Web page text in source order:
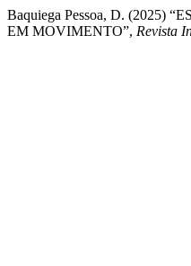
Baquiega Pessoa, D. (2025)
EM MOVIMENTO”, Revista